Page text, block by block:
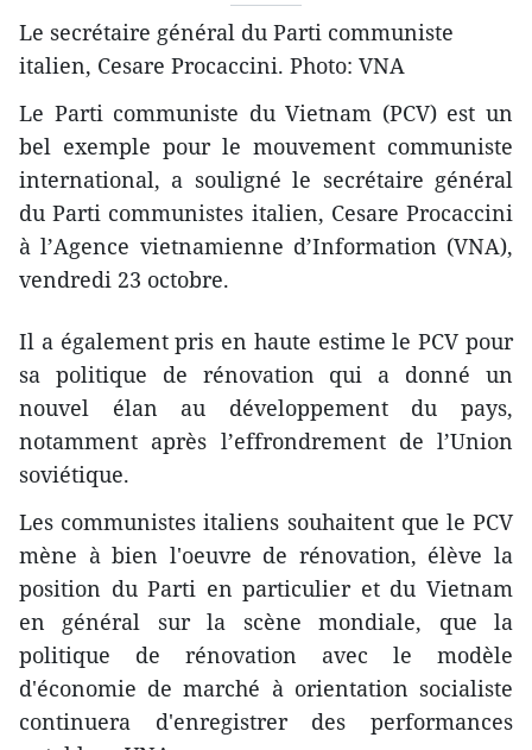
Le secrétaire général du Parti communiste
italien, Cesare Procaccini. Photo: VNA
Le Parti communiste du Vietnam (PCV) est un
bel exemple pour le mouvement communiste
international, a souligné le secrétaire général
du Parti communistes italien, Cesare Procaccini
à l’Agence vietnamienne d’Information (VNA),
vendredi 23 octobre.
Il a également pris en haute estime le ​PCV pour
sa politique de ​rénovation qui a donné un
nouvel élan au développement du pays,
notamment après l’effrondrement de l’Union
soviétique.
Les communistes italiens souhaitent que le PCV
mène à bien l'oeuvre de rénovation, élève la
position du Parti en particulier et du Vietnam
en général sur la scène mondiale, que la
politique de rénovation avec le modèle
d'économie de marché à orientation socialiste
continuera d'enregistrer des performances